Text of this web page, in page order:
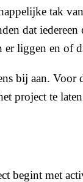
tak
dat
liggen en of
bij aan. Voor
te
begint met